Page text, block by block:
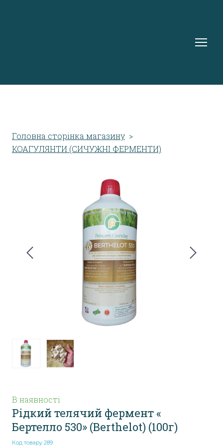
Головна сторінка магазину
КОАГУЛЯНТИ (СИЧУЖНІ ФЕРМЕНТИ)
В наявності
Рідкий телячий фермент «
Бертелло 530» (Berthelot) (100г)
Код товару 289